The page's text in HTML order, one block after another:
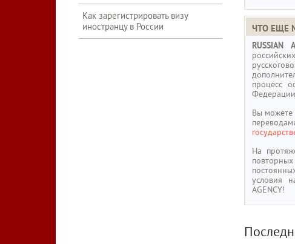
ЧТО ЕЩЕ
RUSSIAN
процесс
Вы можете
На
условия
AGENCY!
Как зарегистрировать визу
иностранцу в России